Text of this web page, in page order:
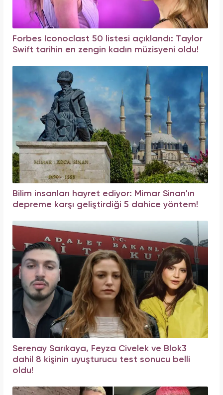
Forbes Iconoclast 50 listesi açıklandı: Taylor
Swift tarihin en zengin kadın müzisyeni oldu!
Bilim insanları hayret ediyor: Mimar Sinan'ın
depreme karşı geliştirdiği 5 dahice yöntem!
Serenay Sarıkaya, Feyza Civelek ve Blok3
dahil 8 kişinin uyuşturucu test sonucu belli
oldu!